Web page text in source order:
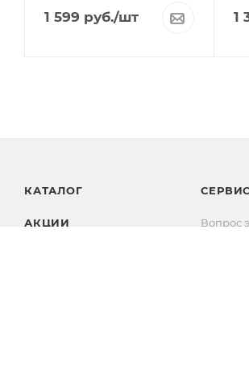
1 599 руб./шт 1
КАТАЛОГ
АКЦИИ
Вопрос